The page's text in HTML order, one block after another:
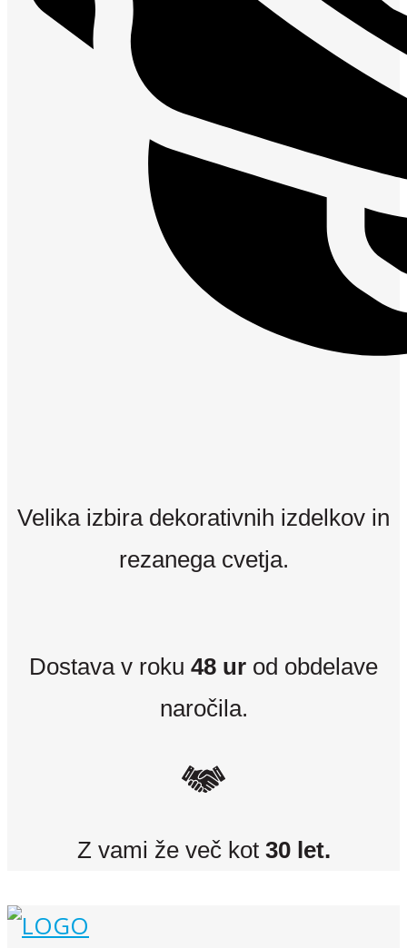
Velika izbira dekorativnih izdelkov in
rezanega cvetja.
Dostava v roku 48 ur od obdelave
naročila.
Z vami že več kot 30 let.